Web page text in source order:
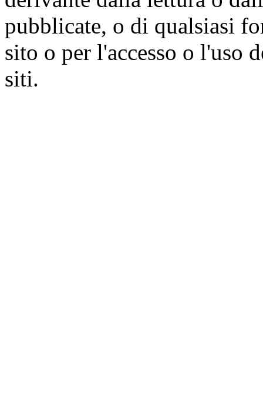
pubblicate, o di qualsiasi
sito o per l'accesso o l'uso
siti.